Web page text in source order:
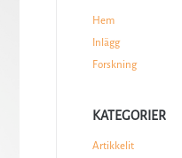
Hem
Inlägg
Forskning
KATEGORIER
Artikkelit